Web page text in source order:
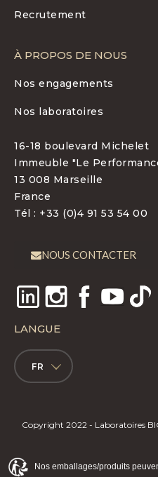
Recrutement
À PROPOS DE NOUS
Nos engagements
Nos laboratoires
16-18 boulevard Michelet
Immeuble "Le
13 008 Marseille
France
Tél : +33 (0)4 91 53 54 00
NOUS CONTACTER
LANGUE
FR
Copyright 2022 - Laboratoires
Nos emballages/produits